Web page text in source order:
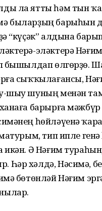
ла ятты һәм тын
быларҙың барыһын
“күҫәк” алдына
эләктерә
бышылдап өлгөрҙө.
сыҡҡылағансы,
шыу шуның менән
барырға
һөйләүенә
тип ипле
икән. Ә Нәғим
хәлдә, Нәсимә,
бөтөнләй Нәғим